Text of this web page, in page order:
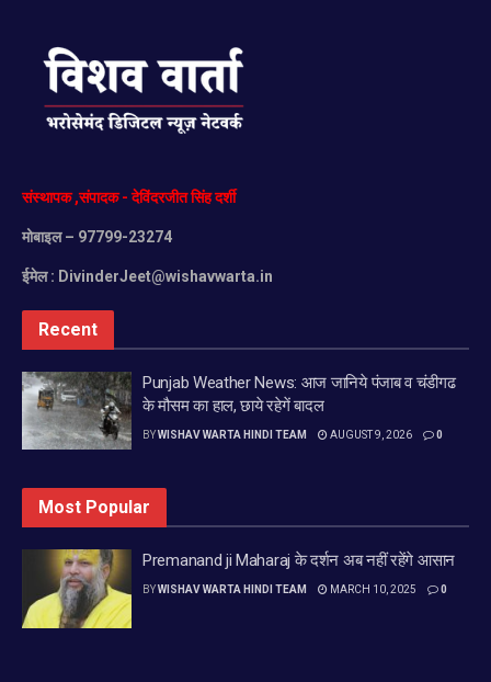
संस्थापक,संपादक-देविंदरजीतसिंहदर्शी
मोबाइल– 97799-23274
ईमेल : DivinderJeet@wishavwarta.in
Recent
Punjab Weather News: आज जानिये पंजाब व चंडीगढ
के मौसम का हाल, छाये रहेगें बादल
BYWISHAV WARTA HINDI TEAM AUGUST 9, 2026 0
Most Popular
Premanand ji Maharaj के दर्शन अब नहीं रहेंगे आसान
BYWISHAV WARTA HINDI TEAM MARCH 10, 2025 0